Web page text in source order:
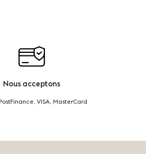
Nous acceptons
VISA, MasterCard